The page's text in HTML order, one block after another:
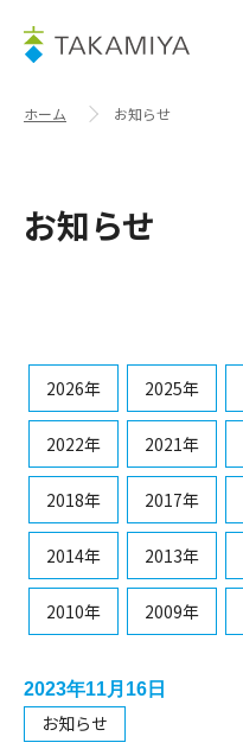
ホーム お知らせ
お知らせ
2026年 2025年
2022年 2021年
2018年 2017年
2014年 2013年
2010年 2009年
2023年11月16日
お知らせ